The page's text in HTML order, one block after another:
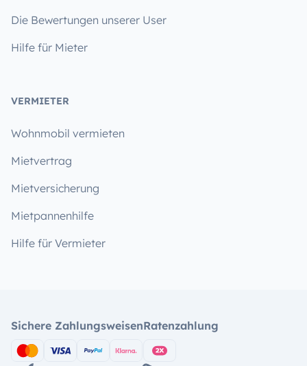
Die Bewertungen unserer User
Hilfe für Mieter
VERMIETER
Wohnmobil vermieten
Mietvertrag
Mietversicherung
Mietpannenhilfe
Hilfe für Vermieter
Sichere ZahlungsweisenRatenzahlung